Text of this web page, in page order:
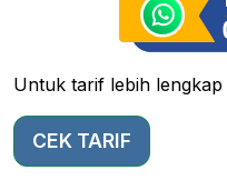
Untuk tarif lebih
CEK TARIF